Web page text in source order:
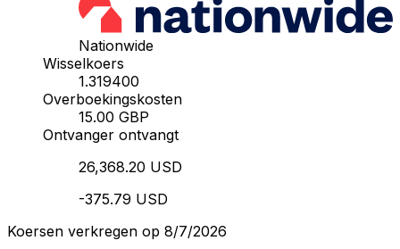
Nationwide
Wisselkoers
1.319400
Overboekingskosten
15.00 GBP
Ontvanger ontvangt
26,368.20 USD
-375.79 USD
Koersen verkregen op 8/7/2026